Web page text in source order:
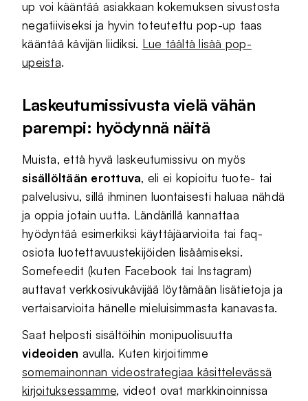
up voi kääntää asiakkaan kokemuksen sivustosta
negatiiviseksi ja hyvin toteutettu pop-up taas
kääntää kävijän liidiksi. Lue täältä lisää pop-
upeista.
Laskeutumissivusta vielä vähän
parempi: hyödynnä näitä
Muista, että hyvä laskeutumissivu on myös
sisällöltään erottuva, eli ei kopioitu tuote- tai
palvelusivu, sillä ihminen luontaisesti haluaa nähdä
ja oppia jotain uutta. Ländärillä kannattaa
hyödyntää esimerkiksi käyttäjäarvioita tai faq-
osiota luotettavuustekijöiden lisäämiseksi.
Somefeedit (kuten Facebook tai Instagram)
auttavat verkkosivukävijää löytämään lisätietoja ja
vertaisarvioita hänelle mieluisimmasta kanavasta.
Saat helposti sisältöihin monipuolisuutta
videoiden avulla. Kuten kirjoitimme
somemainonnan videostrategiaa käsittelevässä
kirjoituksessamme, videot ovat markkinoinnissa